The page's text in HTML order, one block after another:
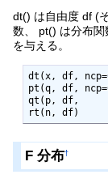
dt() は自由度 df (
数、 pt() は分布
を与える。
dt(x, df,
pt(q, df,
qt(p, df,
rt(n, df)
F 分布†